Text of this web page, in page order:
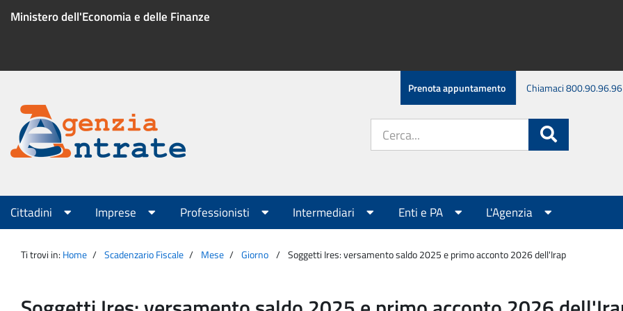
Ministero dell'Economia e delle Finanze
Menu
servizio
Prenota appuntamento Chiamaci 800.90.96.96
Agenzia
Entrate
sito:
Menu
principale
Cittadini Imprese Professionisti Intermediari Enti e PA L'Agenzia
Ti trovi in: Home Scadenzario Fiscale Mese Giorno Soggetti Ires: versamento saldo 2025 e primo acconto 2026 dell'Irap